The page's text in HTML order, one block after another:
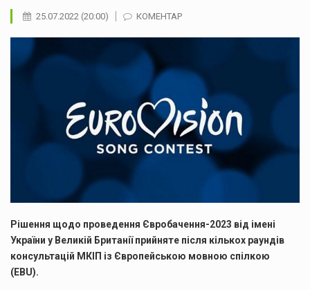
25.07.2022 (20:00) КОМЕНТАР
Рішення щодо проведення Євробачення-2023 від імені
України у Великій Британії прийняте після кількох раундів
консультацій МКІП із Європейською мовною спілкою
(EBU).